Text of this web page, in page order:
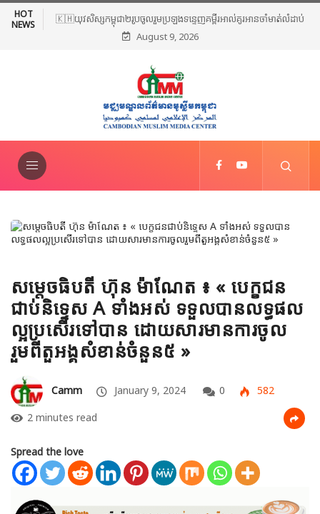
HOT
NEWS
🇰🇭យុវសិស្សកម្ពុជា២រូបចូលរួមប្រឡងទន្ទេញគម្ពីរអាល់គូរអានចាំមាត់លំដាប់
ពិភពលោក លើកទី៤៦ នៅទីក្រុងម៉ាក់កះ ប្រទេសអារ៉ាប៊ីសាអូឌីត
August 9, 2026
សម្ដេចធិបតី ហ៊ុន ម៉ាណែត ៖ « បេក្ខជន
ជាប់និទ្ទេស A ទាំងអស់ ទទួលបានលទ្ធផល
ល្អប្រសើរទៅបាន ដោយសារមានការចូល
រួមពីតួអង្គសំខាន់ចំនួន៥ »
Camm January 9, 2024 0
582
2 minutes read
Spread the love